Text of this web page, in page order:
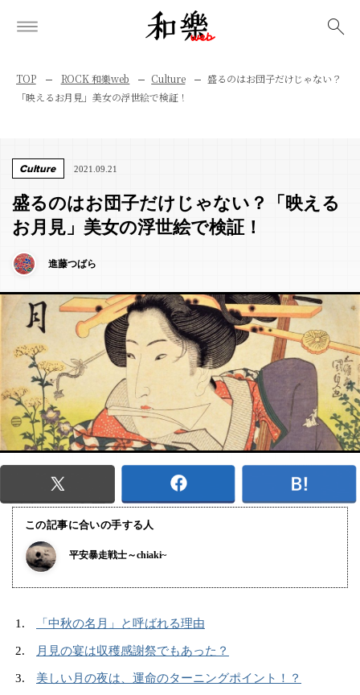
TOP ROCK 和樂web Culture
盛るのはお団子だけじゃない？
「映えるお月見」美女の浮世絵で検証！
Culture 2021.09.21
盛るのはお団子だけじゃない？「映える
お月見」美女の浮世絵で検証！
進藤つばら
この記事に合いの手する人
平安暴走戦士～chiaki~
「中秋の名月」と呼ばれる理由
月見の宴は収穫感謝祭でもあった？
美しい月の夜は、運命のターニングポイント！？